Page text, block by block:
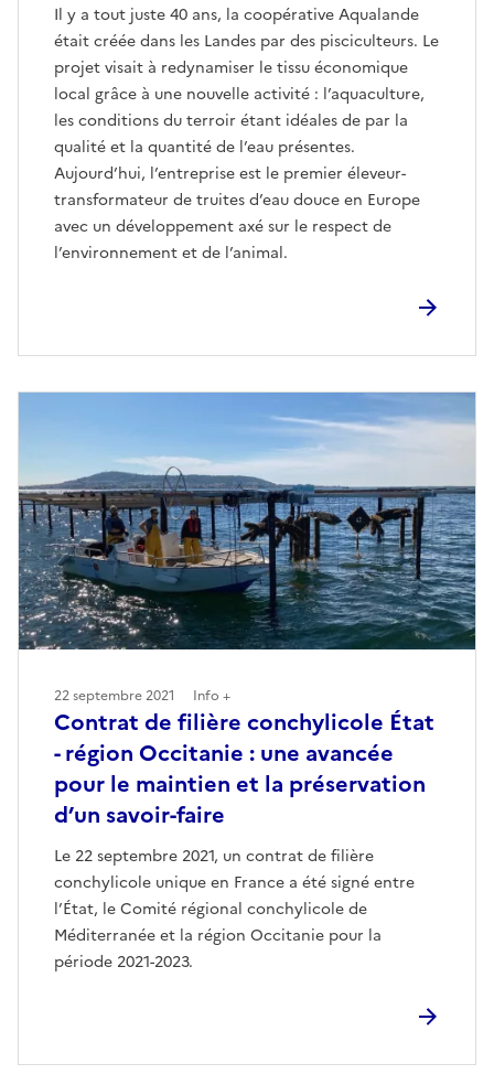
Il y a tout juste 40 ans, la coopérative Aqualande
était créée dans les Landes par des pisciculteurs. Le
projet visait à redynamiser le tissu économique
local grâce à une nouvelle activité : l’aquaculture,
les conditions du terroir étant idéales de par la
qualité et la quantité de l’eau présentes.
Aujourd’hui, l’entreprise est le premier éleveur-
transformateur de truites d’eau douce en Europe
avec un développement axé sur le respect de
l’environnement et de l’animal.
Contrat de filière conchylicole État
- région Occitanie : une avancée
pour le maintien et la préservation
d’un savoir-faire
Le 22 septembre 2021, un contrat de filière
conchylicole unique en France a été signé entre
l’État, le Comité régional conchylicole de
Méditerranée et la région Occitanie pour la
période 2021-2023.
22 septembre 2021 Info +